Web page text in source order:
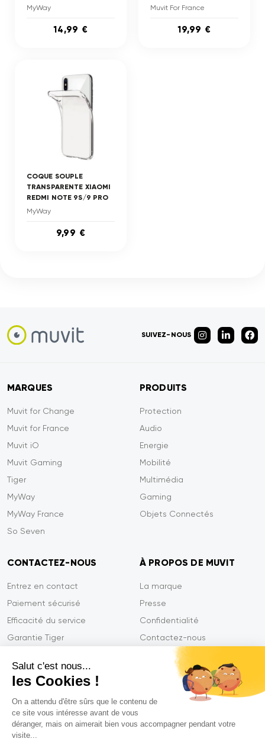
Salut c'est nous...
les Cookies !
On a attendu d'être sûrs que le contenu de
ce site vous intéresse avant de vous
déranger, mais on aimerait bien vous accompagner pendant votre
visite...
MyWay
14,99 €
Muvit For France
19,99 €
COQUE SOUPLE
TRANSPARENTE XIAOMI
REDMI NOTE 9S/9 PRO
MyWay
9,99 €
SUIVEZ-NOUS
MARQUES
Muvit for Change
Muvit for France
Muvit iO
Muvit Gaming
Tiger
MyWay
MyWay France
So Seven
PRODUITS
Protection
Audio
Energie
Mobilité
Multimédia
Gaming
Objets Connectés
CONTACTEZ-NOUS
Entrez en contact
Paiement sécurisé
Efficacité du service
Garantie Tiger
À PROPOS DE MUVIT
La marque
Presse
Confidentialité
Contactez-nous
Mentions légales